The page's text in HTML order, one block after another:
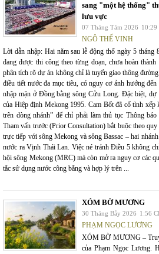
sang "một hệ thống"
lưu vực
07 Tháng Tám 2026 10:29
NGÔ THẾ VINH
Lời dẫn nhập: Hai năm sau lễ động thổ ngày 5 tháng
đang được thi công theo từng đoạn, chưa hoàn
phân tích rõ dự án không chỉ là tuyến giao thông
điều tiết nước đa mục tiêu, có nguy cơ ảnh hưởng
nhập mặn ở Đồng bằng sông Cửu Long. Đặc biệt,
của Hiệp định Mekong 1995. Cam Bốt đã cố tình xếp
trên dòng nhánh” để chỉ phải làm thủ tục Thông
Tham vấn trước (Prior Consultation) bắt buộc theo
trực tiếp với sông Mekong và sông Bassac – hai
nước ra Vịnh Thái Lan. Việc né tránh Điều 5 không
hội sông Mekong (MRC) mà còn mở ra nguy cơ các
tắc sử dụng nước công bằng và hợp lý trên ...
XÓM BỜ MƯƠNG
30 Tháng Bảy 2026 1:56
PHẠM NGỌC LƯƠNG
XÓM BỜ MƯƠNG –
của Phạm Ngọc Lương.